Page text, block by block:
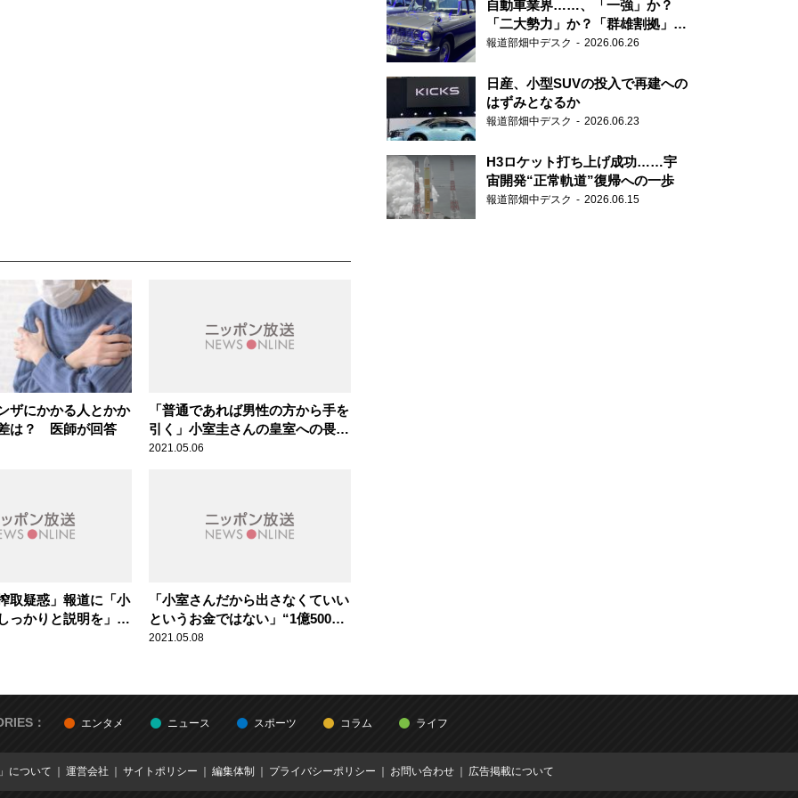
ザにかかる人とかか
は？ 医師が回答
「普通であれば男性の方から手を
引く」小室圭さんの皇室への畏
敬・愛情の乏しさを竹田恒泰氏が
2021.05.06
取疑惑」報道に「小
っかりと説明を」竹
「小室さんだから出さなくていい
というお金ではない」“1億5000
万円の一時金”の目的を竹田恒泰
2021.05.08
自動車業界……、「一強」か？
「二大勢力」か？「群雄割拠」
か？
報道部畑中デスク 2026.06.26
日産、小型SUVの投入で再建への
はずみとなるか
報道部畑中デスク 2026.06.23
H3ロケット打ち上げ成功……宇
宙開発“正常軌道”復帰への一歩
報道部畑中デスク 2026.06.15
： エンタメ ニュース スポーツ コラム ライフ
について 運営会社 サイトポリシー 編集体制 プライバシーポリシー お問い合わせ 広告掲載について